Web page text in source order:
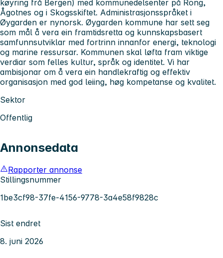
køyring frå Bergen) med kommunedelsenter på Rong,
Ågotnes og i Skogsskiftet. Administrasjonsspråket i
Øygarden er nynorsk. Øygarden kommune har sett seg
som mål å vera ein framtidsretta og kunnskapsbasert
samfunnsutviklar med fortrinn innanfor energi, teknologi
og marine ressursar. Kommunen skal løfta fram viktige
verdiar som felles kultur, språk og identitet. Vi har
ambisjonar om å vera ein handlekraftig og effektiv
organisasjon med god leiing, høg kompetanse og kvalitet.
Sektor
Offentlig
Annonsedata
Rapporter annonse
Stillingsnummer
1be3cf98-37fe-4156-9778-3a4e58f9828c
Sist endret
8. juni 2026